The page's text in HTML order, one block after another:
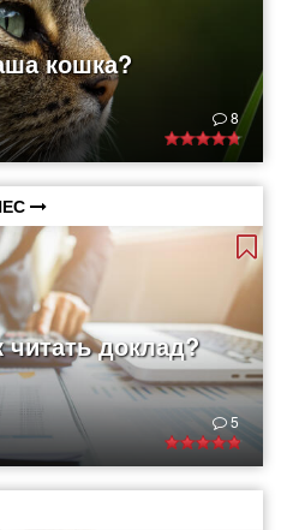
кошка?
8
читать доклад?
5